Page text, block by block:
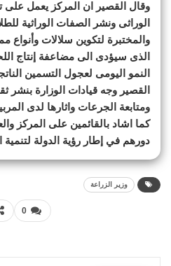
وقال القصير ان المركز يعمل
الوراثى ونشر الصفات الوراثية
والمختبرة لتكوين سلالات وأنواع
الذى سيؤدى الى مضاعفة إنتاج
النمو اليومى لعجول التسمين
القصير وجه قيادات الوزارة بنشر
ومتابعة الجرعات واثارها لدى
كما اشاد بالقائمين على المركز
دورهم في إطار رؤية الدولة لتنمية
وزير الزراعة
0